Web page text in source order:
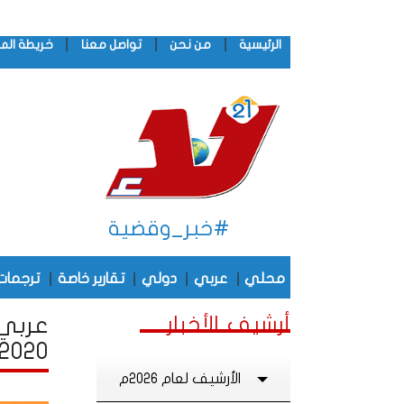
الرئيسية من نحن تواصل معنا خريطة
#خبر_وقضية
محلي عربي دولي تقارير خاصة
2020
أرشيف الأخبار
الأرشيف لعام 2026م